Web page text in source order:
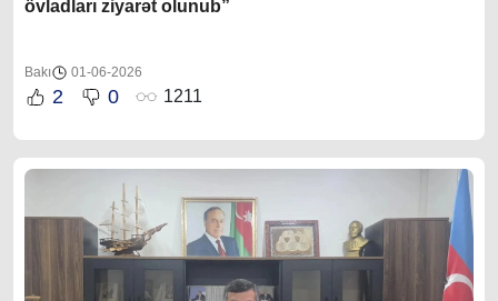
övladları ziyarət olunub”
Bakı 01-06-2026
2 0 1211